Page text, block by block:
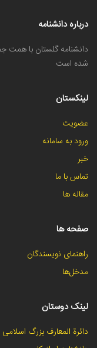
درباره دانشنامه
دانشنامه گلستان با همت
شده است
لینکستان
عضویت
ورود به سامانه
خبر
تماس با ما
مقاله ها
صفحه ها
راهنمای نویسندگان
مدخل‌ها
لینک دوستان
دائرة المعارف بزرگ اسلامی